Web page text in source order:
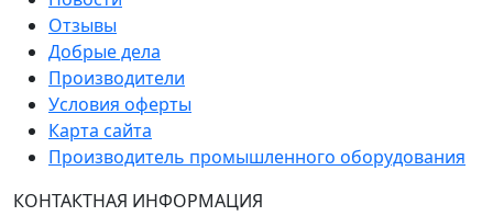
Отзывы
Добрые дела
Производители
Условия оферты
Карта сайта
Производитель промышленного оборудования
КОНТАКТНАЯ ИНФОРМАЦИЯ